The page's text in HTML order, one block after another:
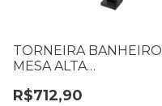
TORNEIRA BANHEIRO
MESA ALTA
1195 B55 7048575
R$712,90